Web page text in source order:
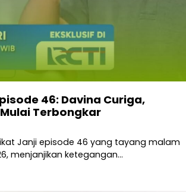
46: Davina Curiga,
Terbongkar
Janji episode 46 yang tayang malam
menjanjikan ketegangan…